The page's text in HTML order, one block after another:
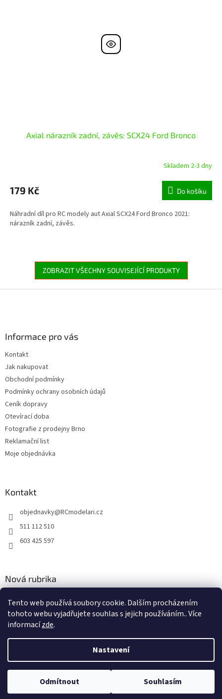
Tento web používá soubory cookie. Dalším procházením
tohoto webu vyjadřujete souhlas s jejich používáním.. Více
informacízde.
Nastavení
Odmítnout Souhlasím
Axial nárazník zadní, závěs: SCX24 Ford Bronco
Skladem 2-3 dny
179 Kč Do košíku
Náhradní díl pro RC modely aut Axial SCX24 Ford Bronco 2021:
nárazník zadní, závěs.
ZOBRAZIT VŠECHNY SOUVISEJÍCÍ PRODUKTY
Informace pro vás
Kontakt
Jak nakupovat
Obchodní podmínky
Podmínky ochrany osobních údajů
Ceník dopravy
Otevírací doba
Fotografie z prodejny Brno
Reklamační list
Moje objednávka
Kontakt
objednavky@RCmodelari.cz
511 112 510
603 425 597
Nová rubrika
2.4.2020
Vytvořil Shoptet
Copyright 2026RC modeláři . Všechna práva vyhrazena.